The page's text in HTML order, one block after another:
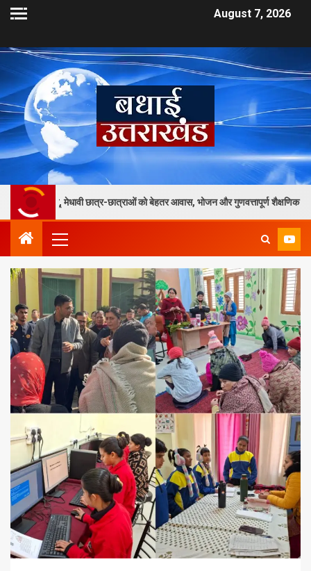
August 7, 2026
छात्र-छात्राओं को बेहतर आवास, भोजन और गुणवत्तापूर्ण शैक्षणिक सुविधाएं मिलेंगी